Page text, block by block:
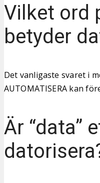
Vilket ord
betyder
Det vanligaste svaret i
AUTOMATISERA kan
Är “data”